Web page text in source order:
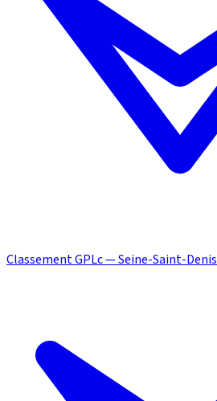
Classement GPLc — Seine-Saint-Denis